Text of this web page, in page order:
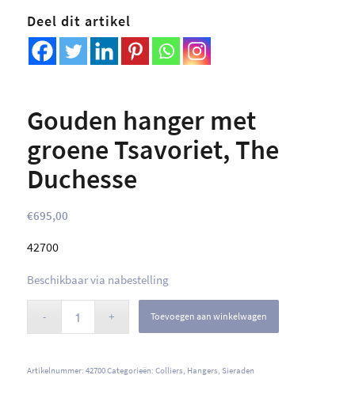
Deel dit artikel
Gouden hanger met
groene Tsavoriet, The
Duchesse
€695,00
42700
Beschikbaar via nabestelling
Toevoegen aan winkelwagen
Artikelnummer: 42700Categorieën: Colliers, Hangers, Sieraden